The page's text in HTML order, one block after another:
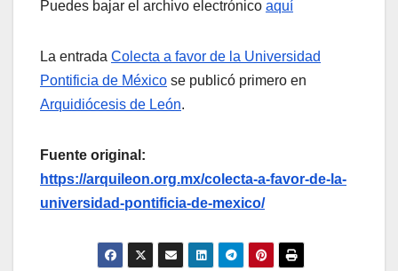
Puedes bajar el archivo electrónico aquí
La entrada Colecta a favor de la Universidad
Pontificia de México se publicó primero en
Arquidiócesis de León.
Fuente original:
https://arquileon.org.mx/colecta-a-favor-de-la-
universidad-pontificia-de-mexico/